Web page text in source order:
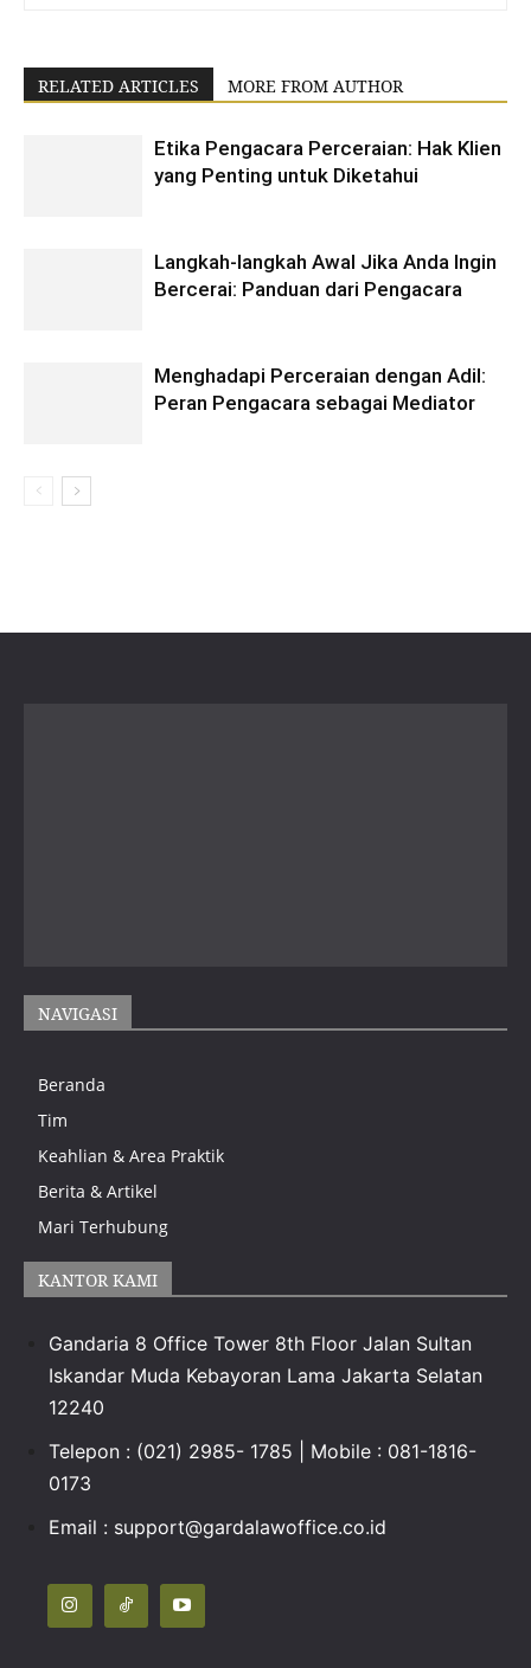
RELATED ARTICLES MORE FROM AUTHOR
Etika Pengacara Perceraian: Hak Klien
yang Penting untuk Diketahui
Langkah-langkah Awal Jika Anda Ingin
Bercerai: Panduan dari Pengacara
Menghadapi Perceraian dengan Adil:
Peran Pengacara sebagai Mediator
NAVIGASI
Beranda
Tim
Keahlian & Area Praktik
Berita & Artikel
Mari Terhubung
KANTOR KAMI
Gandaria 8 Office Tower 8th Floor Jalan Sultan
Iskandar Muda Kebayoran Lama Jakarta Selatan
12240
Telepon : (021) 2985- 1785 | Mobile : 081-1816-
0173
Email : support@gardalawoffice.co.id